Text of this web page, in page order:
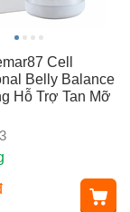
Cell
Belly Balance
Hỗ Trợ Tan Mỡ
3